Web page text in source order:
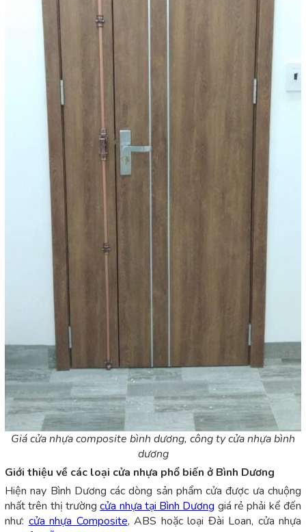
Giá cửa nhựa composite bình dương, công ty cửa nhựa bình
dương
Giới thiệu về các loại cửa nhựa phổ biến ở Bình Dương
Hiện nay Bình Dương các dòng sản phẩm cửa được ưa chuộng
nhất trên thị trườngcửa nhựa tại Bình Dương giá rẻ phải kể đến
như: cửa nhựa Composite, ABS hoặc loại Đài Loan, cửa nhựa